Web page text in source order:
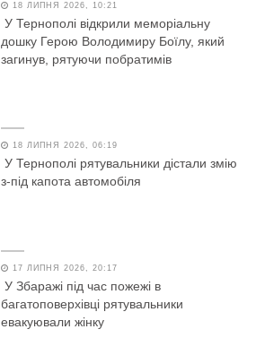
18 ЛИПНЯ 2026, 10:21
У Тернополі відкрили меморіальну
дошку Герою Володимиру Боїлу, який
загинув, рятуючи побратимів
18 ЛИПНЯ 2026, 06:19
У Тернополі рятувальники дістали змію
з-під капота автомобіля
17 ЛИПНЯ 2026, 20:17
У Збаражі під час пожежі в
багатоповерхівці рятувальники
евакуювали жінку